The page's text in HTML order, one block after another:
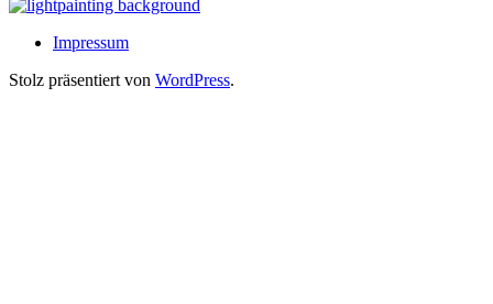
Impressum
Stolz präsentiert von WordPress.